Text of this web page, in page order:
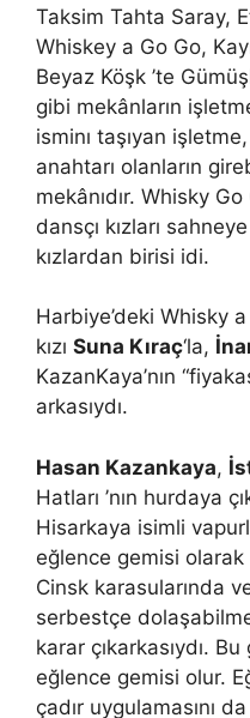
Taksim Tahta Saray,
Whiskey a Go Go,
Beyaz Köşk ’te
gibi mekânların
isminı taşıyan
anahtarı olanların
mekânıdır. Whisky
dansçı kızları sahneye
kızlardan birisi idi.
Harbiye’deki Whisky a
kızı Suna Kıraç‘la,
KazanKaya’nın
arkasıydı.
Hasan Kazankaya,
Hatları ’nın hurdaya
Hisarkaya isimli
eğlence gemisi
Cinsk karasularında
serbestçe
karar çıkarkasıydı.
eğlence gemisi olur.
çadır uygulamasını